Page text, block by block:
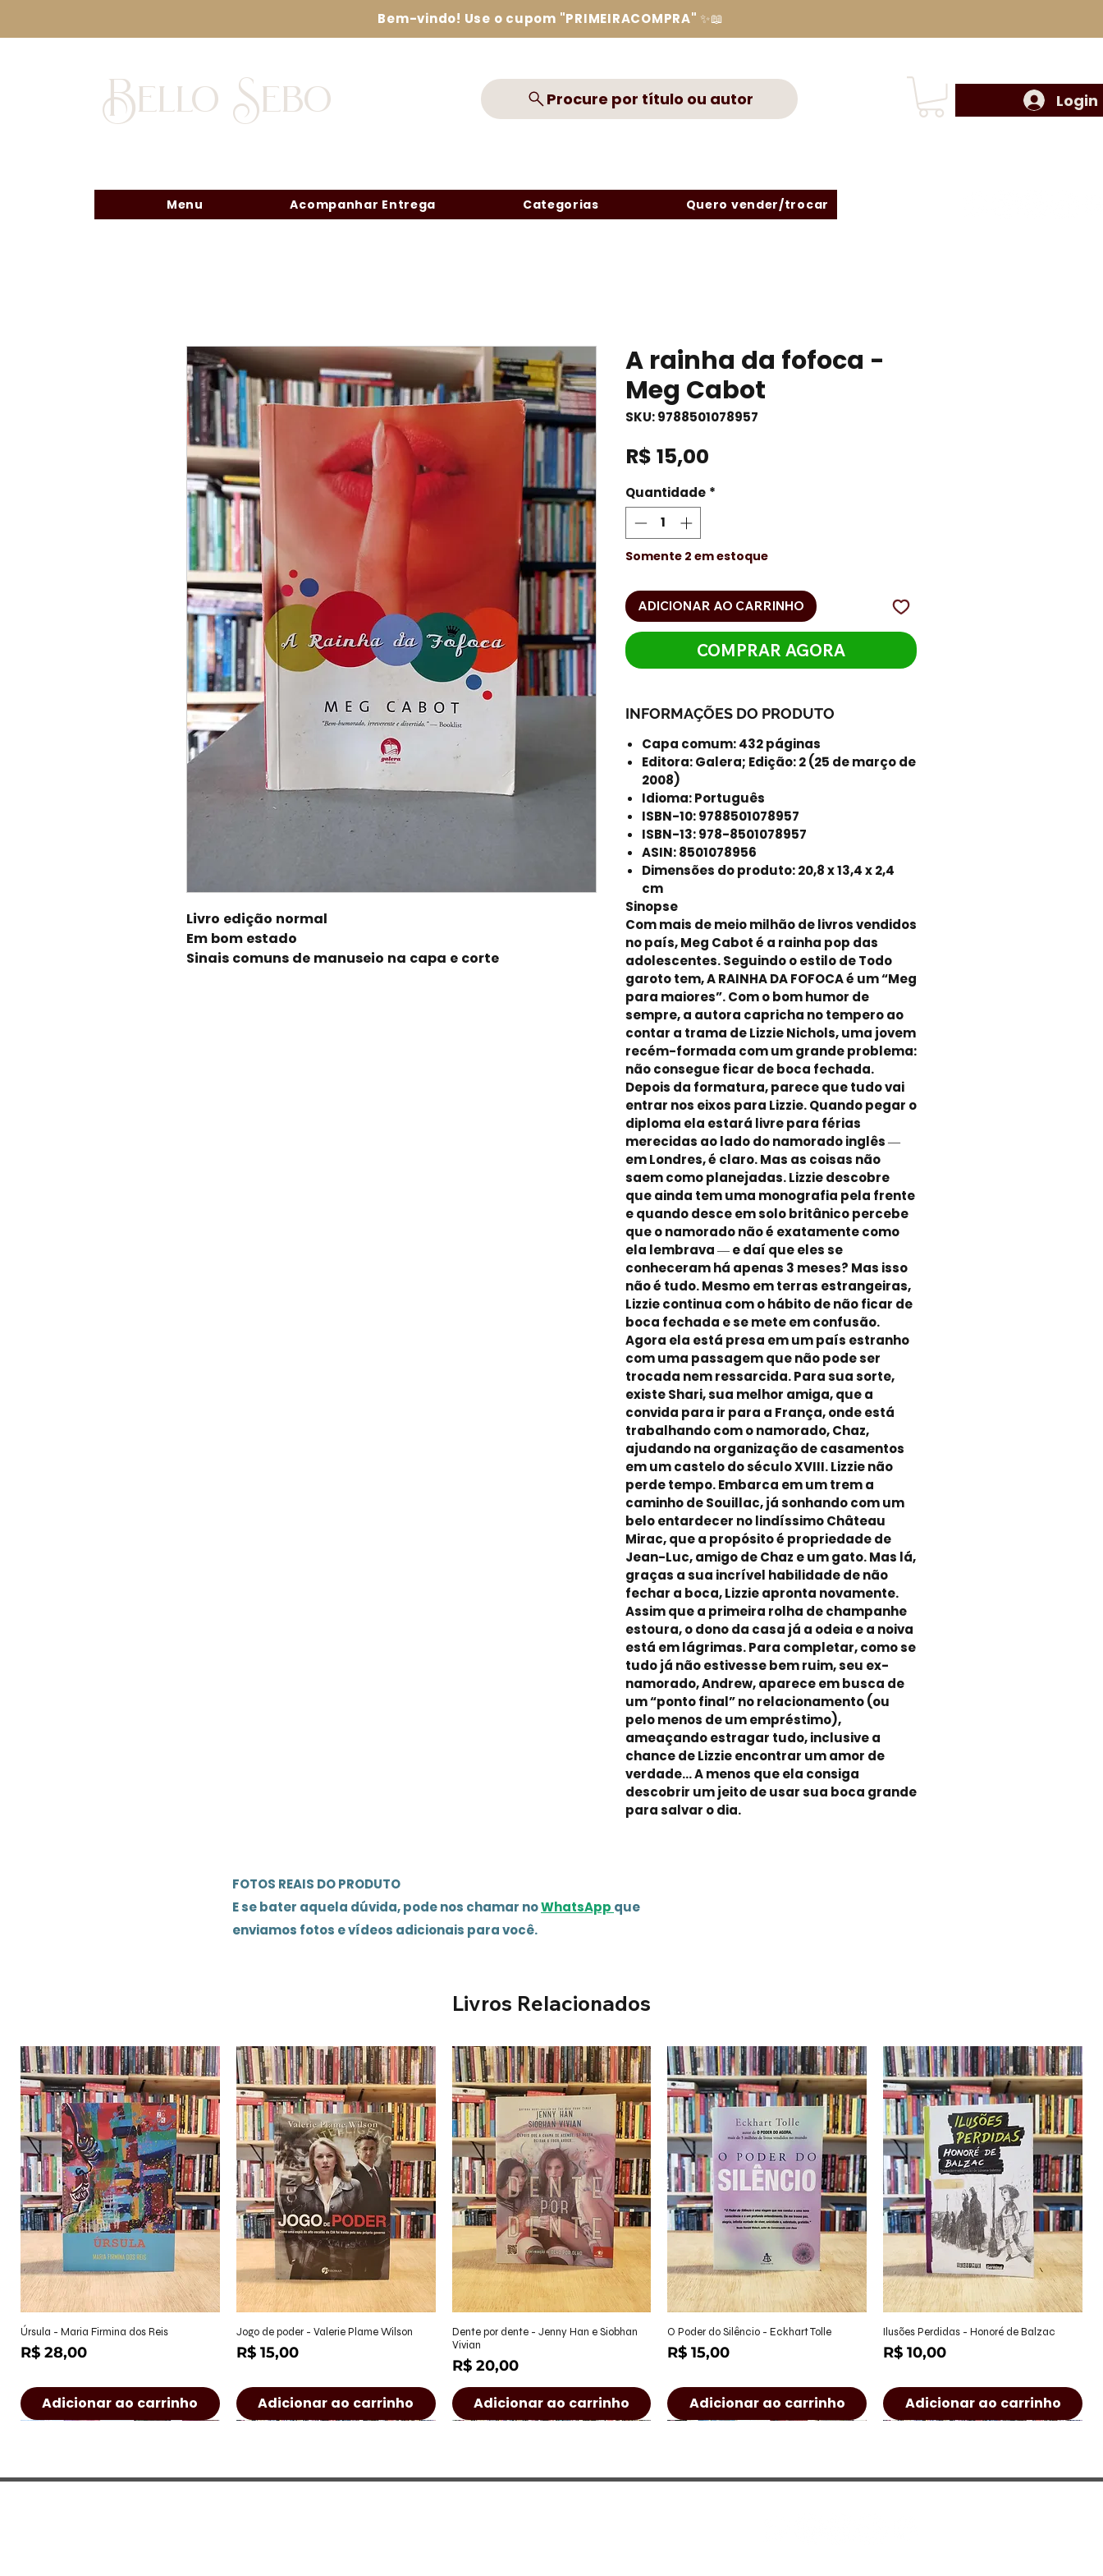
Bem-vindo! Use o cupom "PRIMEIRACOMPRA" ✨📖
Bello Sebo Procure por título ou autor
Menu Acompanhar Entrega Categorias Quero vender/trocar
Login
Livro edição normal
Em bom estado
Sinais comuns de manuseio na capa e corte
A rainha da fofoca -
Meg Cabot
SKU: 9788501078957
R$ 15,00
Quantidade *
Somente 2 em estoque
ADICIONAR AO CARRINHO
COMPRAR AGORA
INFORMAÇÕES DO PRODUTO
Capa comum:432 páginas
Editora:Galera; Edição: 2 (25 de março de
2008)
Idioma:Português
ISBN-10:9788501078957
ISBN-13:978-8501078957
ASIN:8501078956
Dimensões do produto:20,8 x 13,4 x 2,4
cm
Sinopse
Com mais de meio milhão de livros vendidos
no país, Meg Cabot é a rainha pop das
adolescentes. Seguindo o estilo de Todo
garoto tem, A RAINHA DA FOFOCA é um “Meg
para maiores”. Com o bom humor de
sempre, a autora capricha no tempero ao
contar a trama de Lizzie Nichols, uma jovem
recém-formada com um grande problema:
não consegue ficar de boca fechada.
Depois da formatura, parece que tudo vai
entrar nos eixos para Lizzie. Quando pegar o
diploma ela estará livre para férias
merecidas ao lado do namorado inglês ―
em Londres, é claro. Mas as coisas não
saem como planejadas. Lizzie descobre
que ainda tem uma monografia pela frente
e quando desce em solo britânico percebe
que o namorado não é exatamente como
ela lembrava ― e daí que eles se
conheceram há apenas 3 meses? Mas isso
não é tudo. Mesmo em terras estrangeiras,
Lizzie continua com o hábito de não ficar de
boca fechada e se mete em confusão.
Agora ela está presa em um país estranho
com uma passagem que não pode ser
trocada nem ressarcida. Para sua sorte,
existe Shari, sua melhor amiga, que a
convida para ir para a França, onde está
trabalhando com o namorado, Chaz,
ajudando na organização de casamentos
em um castelo do século XVIII. Lizzie não
perde tempo. Embarca em um trem a
caminho de Souillac, já sonhando com um
belo entardecer no lindíssimo Château
Mirac, que a propósito é propriedade de
Jean-Luc, amigo de Chaz e um gato. Mas lá,
graças a sua incrível habilidade de não
fechar a boca, Lizzie apronta novamente.
Assim que a primeira rolha de champanhe
estoura, o dono da casa já a odeia e a noiva
está em lágrimas. Para completar, como se
tudo já não estivesse bem ruim, seu ex-
namorado, Andrew, aparece em busca de
um “ponto final” no relacionamento (ou
pelo menos de um empréstimo),
ameaçando estragar tudo, inclusive a
chance de Lizzie encontrar um amor de
verdade... A menos que ela consiga
descobrir um jeito de usar sua boca grande
para salvar o dia.
FOTOS REAIS DO PRODUTO
E se bater aquela dúvida, pode nos chamar noWhatsApp que
enviamos fotos e vídeos adicionais para você.
Livros Relacionados
Visualização rápida
Úrsula - Maria Firmina dos Reis
Preço
R$ 28,00
Adicionar ao carrinho
Visualização rápida
Jogo de poder - Valerie Plame Wilson
Preço
R$ 15,00
Adicionar ao carrinho
Visualização rápida
Dente por dente - Jenny Han e Siobhan
Vivian
Preço
R$ 20,00
Adicionar ao carrinho
Visualização rápida
O Poder do Silêncio - Eckhart Tolle
Preço
R$ 15,00
Adicionar ao carrinho
Visualização rápida
Ilusões Perdidas - Honoré de Balzac
Preço
R$ 10,00
Adicionar ao carrinho